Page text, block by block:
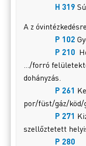
H 319
A z
P 102
P 210
…/forró
dohányzás.
P 261
por/füst/gáz/köd/
P 271
szellőztetett
P 280